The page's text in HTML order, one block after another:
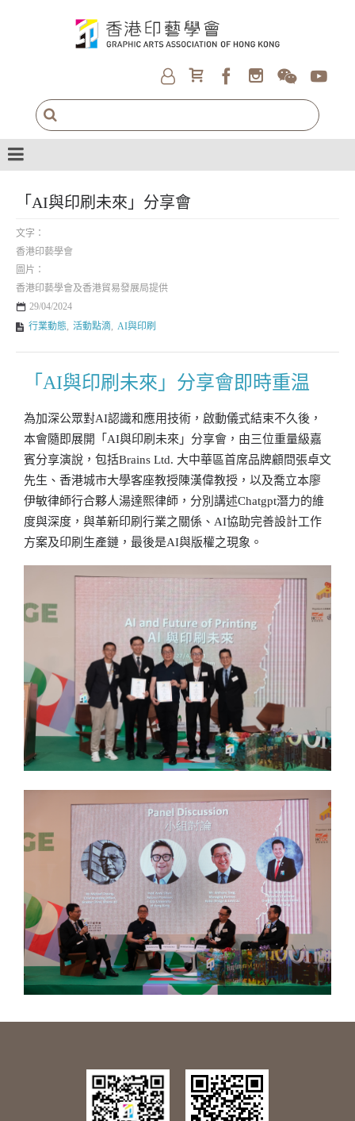
「AI與印刷未來」分享會
文字：
香港印藝學會
圖片：
香港印藝學會及香港貿易發展局提供
29/04/2024
行業動態, 活動點滴, AI與印刷
「AI與印刷未來」分享會即時重温
為加深公眾對AI認識和應用技術，啟動儀式結束不久後，
本會隨即展開「AI與印刷未來」分享會，由三位重量級嘉
賓分享演說，包括Brains Ltd. 大中華區首席品牌顧問張卓文
先生、香港城市大學客座教授陳漢偉教授，以及喬立本廖
伊敏律師行合夥人湯達熙律師，分別講述Chatgpt潛力的維
度與深度，與革新印刷行業之關係、AI協助完善設計工作
方案及印刷生產鏈，最後是AI與版權之現象。